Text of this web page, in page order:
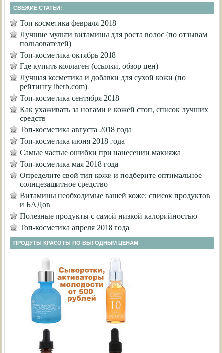
СВЕЖИЕ СТАТЬИ:
Топ косметика февраля 2018
Лучшие мульти витамины для роста волос (по отзывам
пользователей)
Топ-косметика октябрь 2018
Где купить коллаген (ссылки, обзор цен)
Лучшая косметика и добавки для сухой кожи (по
рейтингу iherb.com)
Топ-косметика сентября 2018
Как ухаживать за ногами и кожей стоп, список лучших
средств
Топ-косметика августа 2018 года
Топ-косметика июня 2018 года
Самые частые ошибки при нанесении макияжа
Топ-косметика мая 2018 года
Определите свой тип кожи и подберите оптимальное
солнцезащитное средство
Витамины необходимые вашей коже: список продуктов
и БАДов
Полезные продукты с самой низкой калорийностью
Топ-косметика апреля 2018 года
ПРОДУТЫ КРАСОТЫ ПО ВЫГОДНЫМ ЦЕНАМ